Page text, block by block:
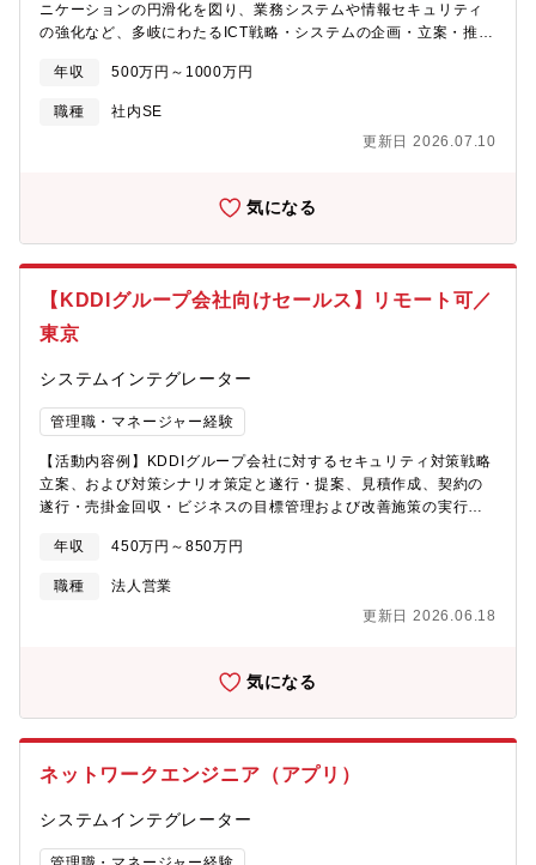
ニケーションの円滑化を図り、業務システムや情報セキュリティ
の強化など、多岐にわたるICT戦略・システムの企画・立案・推進
ご志向に応じて調整いたします。※詳細設計以降の開発はシステ
ム子会社が対応しますので、主に上流工程を担っていただきま
す。＜業務詳細＞・基幹システム刷新・電子契約、RPA、AI-OCR
等の活用推進・Office365、kintone、Box、AWS等のクラウドサ
理や運用に関する支援・情報セキュリティ強化・社員のICTリテラ
分野における幅広いスキルを習得できます。・安定した経営基盤
す。・福利厚生が充実しており、働きやすい環境が整っていま
す。・最新の技術に触れ、革新をリードするポジションで自己成
年収 500万円～1000万円
職種
社内SE
更新日 2026.07.10
気になる
【KDDIグループ会社向けセールス】リモート可／
東京
システムインテグレーター
管理職・マネージャー経験
【活動内容例】KDDIグループ会社に対するセキュリティ対策戦略
立案、および対策シナリオ策定と遂行・提案、見積作成、契約の
遂行・売掛金回収・ビジネスの目標管理および改善施策の実行
（通信業、金融業、情報通信通業、など様々な業種のお客様)を担
当する営業部門です。AI活用によるサイバーセキュリティリスク
に対する対策、DX推進を加速させるために必要なセキュリティ対
策提案活動を行っております。・顧客の深耕、新規案件の獲得、
業計画（アカウントプラン）の立案【求人の魅力ポイント】テレ
電話や飛び込み営業は一切ありません。グループ会社共通のセキ
入をサポートします。営業スタイル：テクニカルな説明は社内プ
悩みを聞き出し、お客様と向き合い信頼関係を構築し中長期的ビ
ジネススキームの構築を目指します。得られる経験：大手通信会
年収 450万円～850万円
職種
法人営業
更新日 2026.06.18
気になる
ネットワークエンジニア（アプリ）
システムインテグレーター